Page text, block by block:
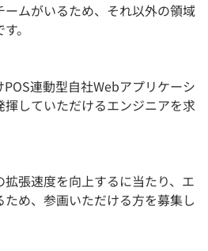
ムがいるため、それ以外の領域
。
連動型自社Webアプリケーシ
揮していただけるエンジニアを求
張速度を向上するに当たり、エ
め、参画いただける方を募集し